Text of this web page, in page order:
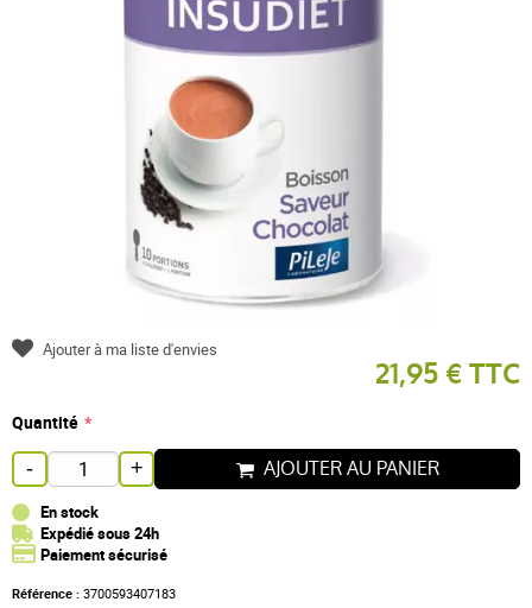
21,95 € TTC
Quantité
- + AJOUTER AU PANIER
En stock
Expédié sous 24h
Paiement sécurisé
Référence : 3700593407183
Ajouter à ma liste d'envies